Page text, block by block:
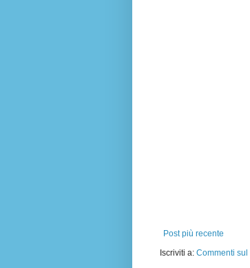
Post più recente
Iscriviti a: Commenti sul